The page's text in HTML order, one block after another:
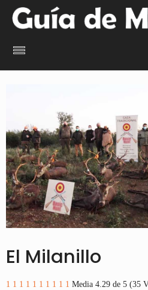
El Milanillo
1 1 1 1 1 1 1 1 1 1 Media 4.29 de 5 (35